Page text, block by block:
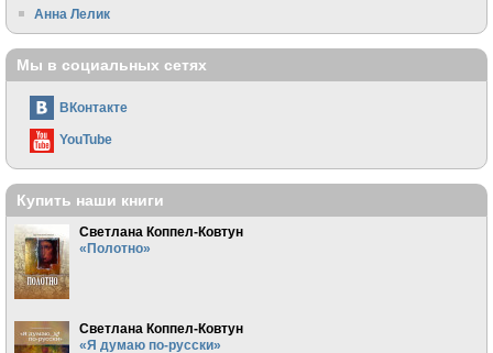
Анна Лелик
Мы в социальных сетях
ВКонтакте
YouTube
Купить наши книги
Светлана Коппел-Ковтун
«Полотно»
Светлана Коппел-Ковтун
«Я думаю по-русски»